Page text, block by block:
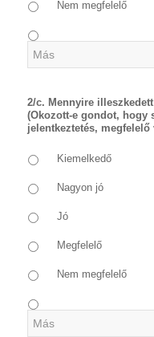
Nem megfelelő
2/c. Mennyire
(Okozott-e gondot, hogy
jelentkeztetés,
Kiemelkedő
Nagyon jó
Jó
Megfelelő
Nem megfelelő